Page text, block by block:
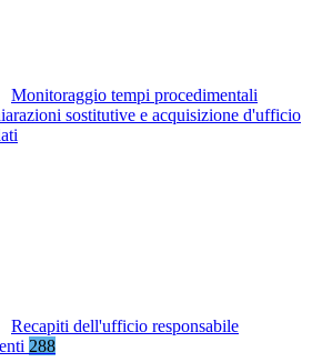
Monitoraggio tempi procedimentali
sostitutive e acquisizione d'ufficio
Recapiti dell'ufficio responsabile
288